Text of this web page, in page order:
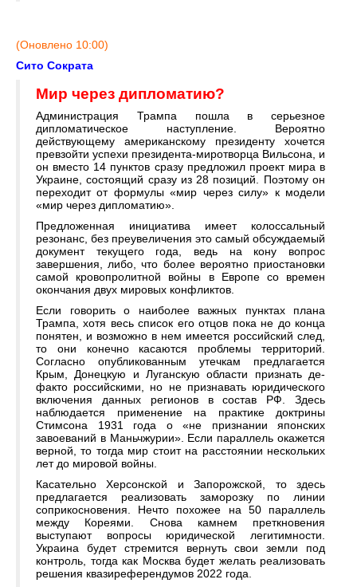
(Оновлено 10:00)
Сито Сократа
Мир через дипломатию?
Администрация Трампа пошла в серьезное
дипломатическое наступление. Вероятно
действующему американскому президенту хочется
превзойти успехи президента-миротворца Вильсона, и
он вместо 14 пунктов сразу предложил проект мира в
Украине, состоящий сразу из 28 позиций. Поэтому он
переходит от формулы «мир через силу» к модели
«мир через дипломатию».
Предложенная инициатива имеет колоссальный
резонанс, без преувеличения это самый обсуждаемый
документ текущего года, ведь на кону вопрос
завершения, либо, что более вероятно приостановки
самой кровопролитной войны в Европе со времен
окончания двух мировых конфликтов.
Если говорить о наиболее важных пунктах плана
Трампа, хотя весь список его отцов пока не до конца
понятен, и возможно в нем имеется российский след,
то они конечно касаются проблемы территорий.
Согласно опубликованным утечкам предлагается
Крым, Донецкую и Луганскую области признать де-
факто российскими, но не признавать юридического
включения данных регионов в состав РФ. Здесь
наблюдается применение на практике доктрины
Стимсона 1931 года о «не признании японских
завоеваний в Маньчжурии». Если параллель окажется
верной, то тогда мир стоит на расстоянии нескольких
лет до мировой войны.
Касательно Херсонской и Запорожской, то здесь
предлагается реализовать заморозку по линии
соприкосновения. Нечто похожее на 50 параллель
между Кореями. Снова камнем преткновения
выступают вопросы юридической легитимности.
Украина будет стремится вернуть свои земли под
контроль, тогда как Москва будет желать реализовать
решения квазиреферендумов 2022 года.